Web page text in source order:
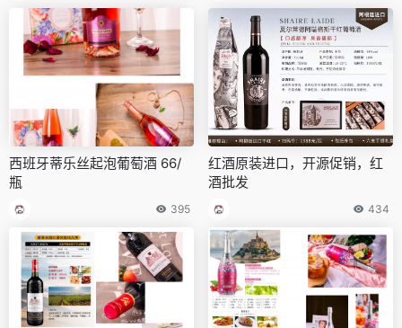
西班牙蒂乐丝起泡葡萄酒 66/
瓶
395
红酒原装进口，开源促销，红
酒批发
434